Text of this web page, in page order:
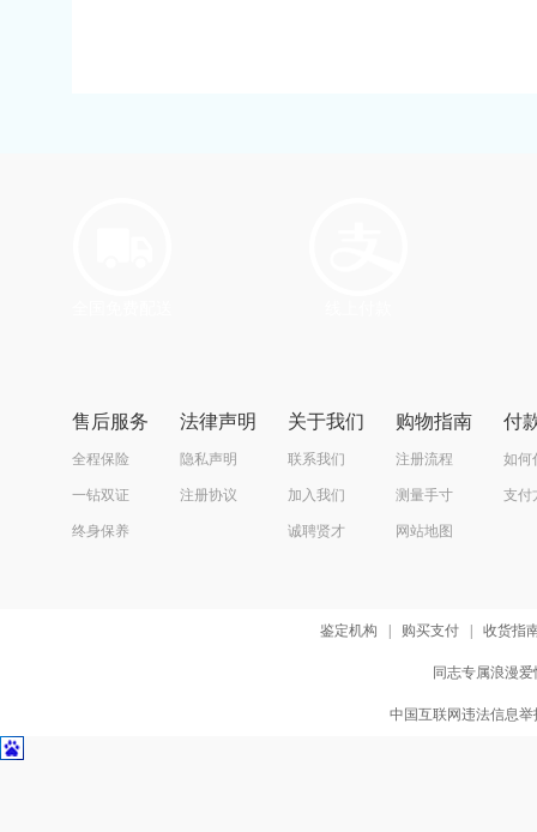
售后服务
全程保险
一钻双证
终身保养
法律声明
隐私声明
注册协议
关于我们
联系我们
加入我们
诚聘贤才
购物指南
注册流程
测量手寸
网站地图
付
如何
支付
鉴定机构 购买支付 收货指
同志专属浪漫
中国互联网违法信息